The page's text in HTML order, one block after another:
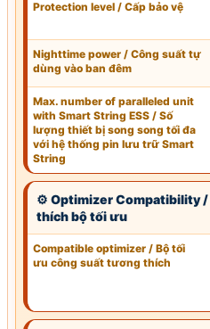
Protection level / Cấp bảo vệ
Nighttime power / Công suất tự
dùng vào ban đêm
Max. number of paralleled unit
with Smart String ESS / Số
lượng thiết bị song song tối đa
với hệ thống pin lưu trữ Smart
String
⚙ Optimizer Compatibility /
thích bộ tối ưu
Compatible optimizer / Bộ tối
ưu công suất tương thích